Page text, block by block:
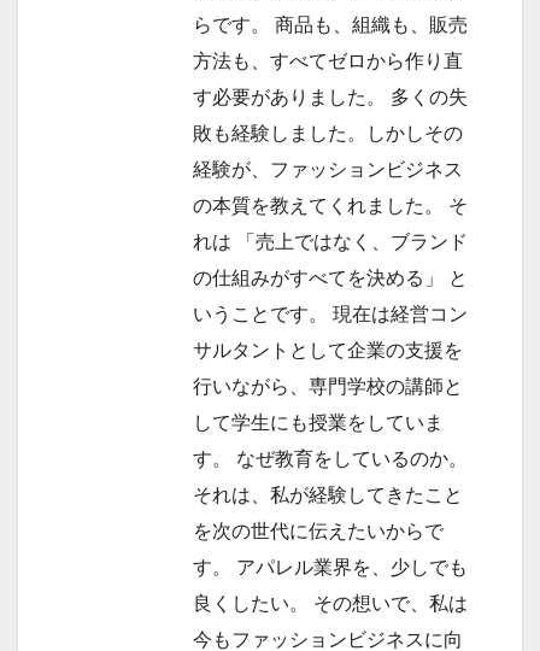
らです。 商品も、組織も、販売
方法も、すべてゼロから作り直
す必要がありました。 多くの失
敗も経験しました。しかしその
経験が、ファッションビジネス
の本質を教えてくれました。 そ
れは 「売上ではなく、ブランド
の仕組みがすべてを決める」 と
いうことです。 現在は経営コン
サルタントとして企業の支援を
行いながら、専門学校の講師と
して学生にも授業をしていま
す。 なぜ教育をしているのか。
それは、私が経験してきたこと
を次の世代に伝えたいからで
す。 アパレル業界を、少しでも
良くしたい。 その想いで、私は
今もファッションビジネスに向